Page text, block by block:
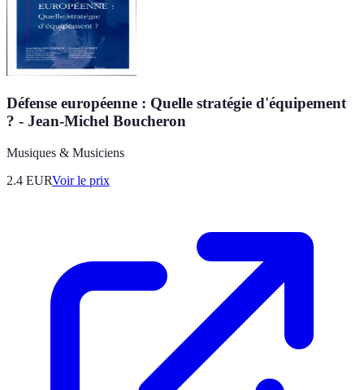
Défense européenne : Quelle stratégie d'équipement
? - Jean-Michel Boucheron
Musiques & Musiciens
2.4 EURVoir le prix